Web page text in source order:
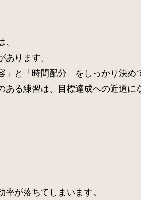
ります。
と「時間配分」をしっかり決めて
る練習は、目標達成への近道に
が落ちてしまいます。